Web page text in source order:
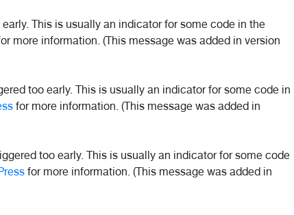
This is usually an indicator for some code in the
more information. (This message was added in version
too early. This is usually an indicator for some code in
for more information. (This message was added in
too early. This is usually an indicator for some code
for more information. (This message was added in